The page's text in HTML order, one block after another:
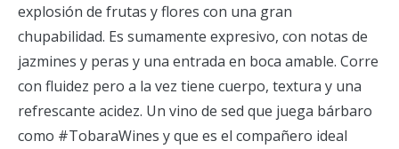
explosión de frutas y flores con una gran
chupabilidad. Es sumamente expresivo, con notas de
jazmines y peras y una entrada en boca amable. Corre
con fluidez pero a la vez tiene cuerpo, textura y una
refrescante acidez. Un vino de sed que juega bárbaro
como #TobaraWines y que es el compañero ideal